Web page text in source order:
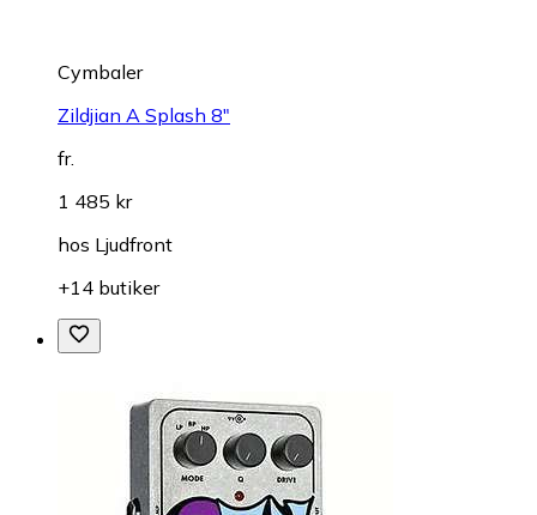
Cymbaler
Zildjian A Splash 8"
fr.
1 485 kr
hos Ljudfront
+14 butiker